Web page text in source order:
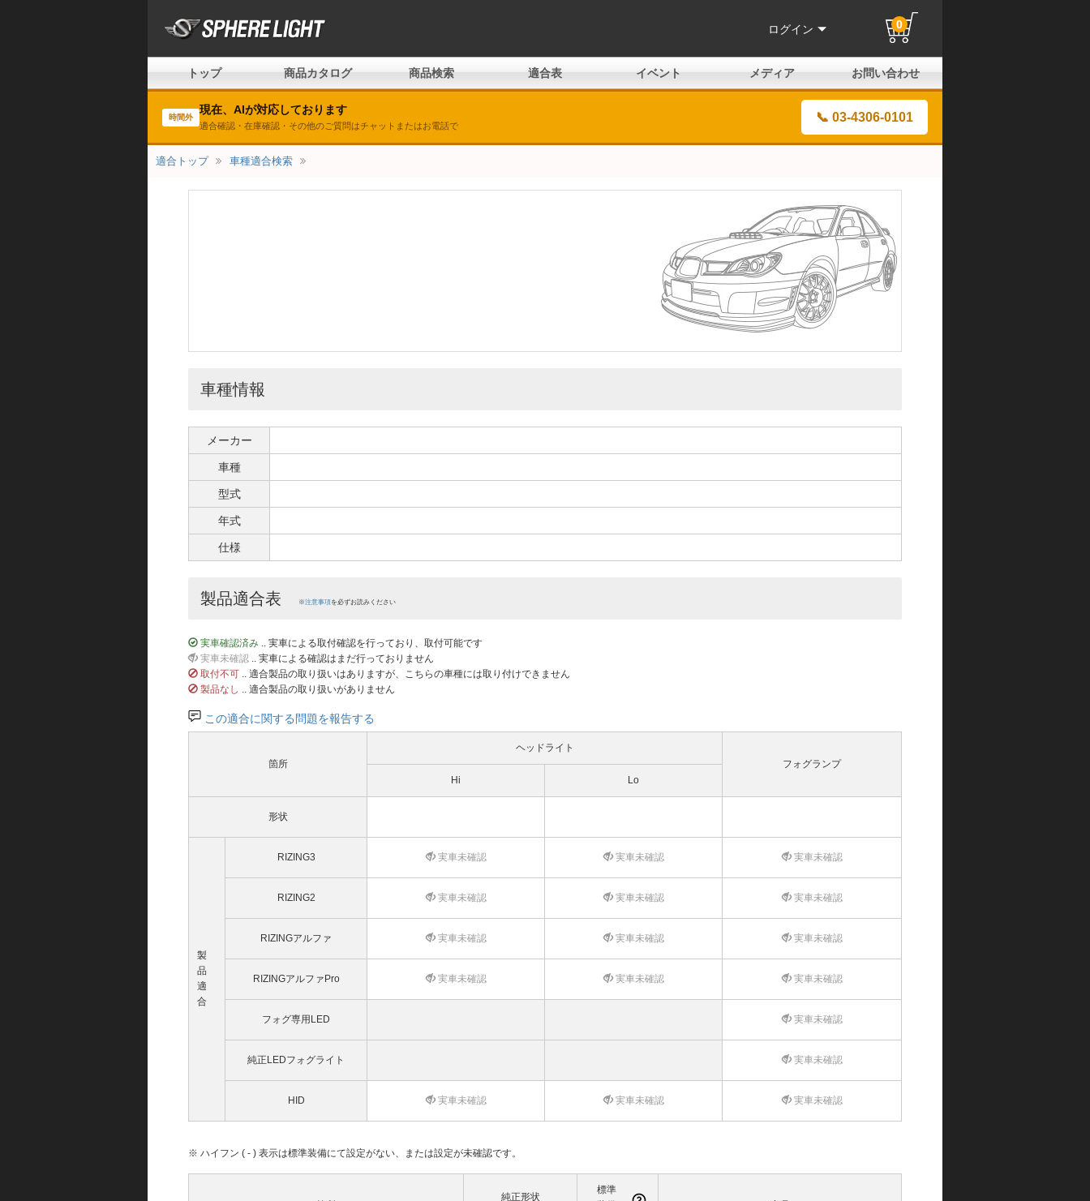
ログイン 0
トップ 商品カタログ 商品検索 適合表 イベント メディア お問い合わせ
時間外
現在、AIが対応しております
適合確認・在庫確認・その他のご質問はチャットまたはお電話で
📞 03-4306-0101
適合トップ 車種適合検索
車種情報
メーカー
車種
型式
年式
仕様
製品適合表 ※注意事項を必ずお読みください
実車確認済み .. 実車による取付確認を行っており、取付可能です
実車未確認 .. 実車による確認はまだ行っておりません
取付不可 .. 適合製品の取り扱いはありますが、こちらの車種には取り付けできません
製品なし .. 適合製品の取り扱いがありません
この適合に関する問題を報告する
箇所
ヘッドライト
フォグランプ
Hi
Lo
形状
製
品
適
合
RIZING3 実車未確認 実車未確認 実車未確認
RIZING2 実車未確認 実車未確認 実車未確認
RIZINGアルファ 実車未確認 実車未確認 実車未確認
RIZINGアルファPro 実車未確認 実車未確認 実車未確認
フォグ専用LED 実車未確認
純正LEDフォグライト 実車未確認
HID 実車未確認 実車未確認 実車未確認
※ ハイフン ( - ) 表示は標準装備にて設定がない、または設定が未確認です。
純正形状
標準